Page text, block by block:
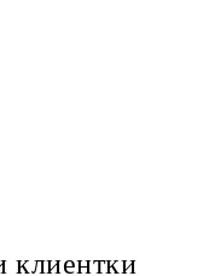
клиентки